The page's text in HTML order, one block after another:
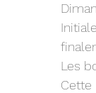
Les